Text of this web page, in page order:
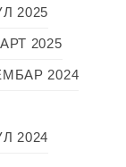
2025
2025
2024
2024